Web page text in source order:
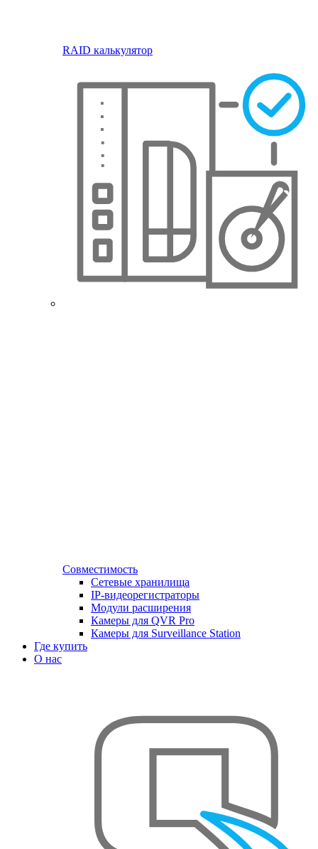
RAID калькулятор
Совместимость
Сетевые хранилища
IP-видеорегистраторы
Модули расширения
Камеры для QVR Pro
Камеры для Surveillance Station
Где купить
О нас